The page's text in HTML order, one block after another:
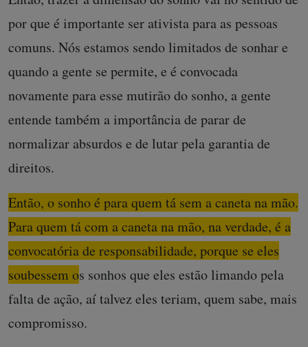
por que é importante ser ativista para as pessoas
comuns. Nós estamos sendo limitados de sonhar e
quando a gente se permite, e é convocada
novamente para esse mutirão do sonho, a gente
entende também a importância de parar de
normalizar absurdos e de lutar pela garantia de
direitos.
Então, o sonho é para quem tá sem a caneta na mão.
Para quem tá com a caneta na mão, na verdade, é a
convocatória de responsabilidade, porque se eles
soubessem os sonhos que eles estão limando pela
falta de ação, aí talvez eles teriam, quem sabe, mais
compromisso.